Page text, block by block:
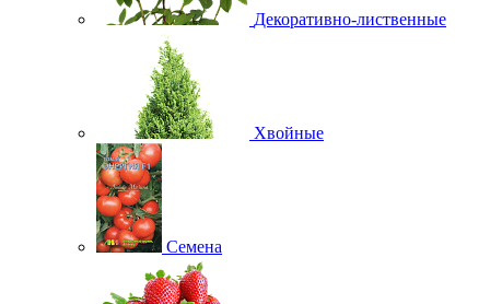
Декоративно-лиственные
Хвойные
Семена